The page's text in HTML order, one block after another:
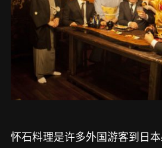
怀石料理是许多外国游客到日本